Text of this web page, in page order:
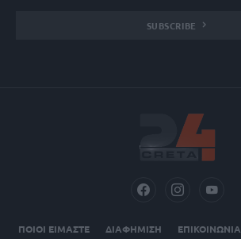
SUBSCRIBE
ΠΟΙΟΙ ΕΙΜΑΣΤΕ ΔΙΑΦΗΜΙΣΗ ΕΠΙΚΟΙΝΩΝΙΑ